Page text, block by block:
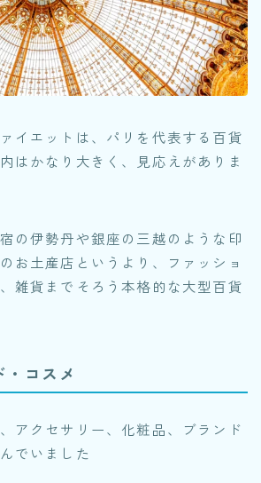
イエットは、パリを代表する百貨
はかなり大きく、見応えがありま
の伊勢丹や銀座の三越のような印
お土産店というより、ファッショ
雑貨までそろう本格的な大型百貨
コスメ
アクセサリー、化粧品、ブランド
でいました